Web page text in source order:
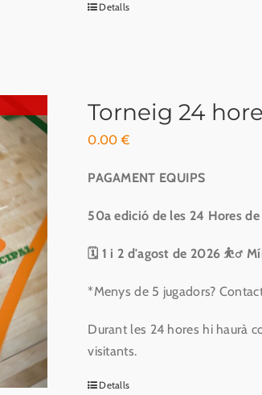
Detalls
Torneig 24
0.00€
PAGAMENT EQUIPS
50a edició de les 24 Hores
🗓 1 i 2 d'agost de 2026 ⛹️‍♂️
*Menys de 5 jugadors?
Durant les 24 hores hi haurà
visitants.
Detalls